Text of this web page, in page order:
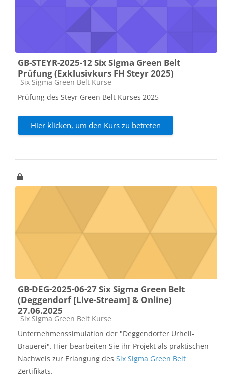
GB-STEYR-2025-12 Six Sigma Green Belt
Prüfung (Exklusivkurs FH Steyr 2025)
Kursbereich
Six Sigma Green Belt Kurse
Prüfung des Steyr Green Belt Kurses 2025
Hier klicken, um den Kurs zu betreten
GB-DEG-2025-06-27 Six Sigma Green Belt
(Deggendorf [Live-Stream] & Online)
27.06.2025
Kursbereich
Six Sigma Green Belt Kurse
Unternehmenssimulation der "Deggendorfer Urhell-
Brauerei". Hier bearbeiten Sie ihr Projekt als praktischen
Nachweis zur Erlangung des Six Sigma Green Belt
Zertifikats.